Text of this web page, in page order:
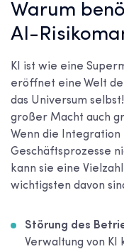
Warum
AI-
KI ist wie eine
eröffnet eine Welt
das Universum
großer Macht auch
Wenn die
Geschäftsprozesse
kann sie eine
wichtigsten davon
Störung des
Verwaltung von